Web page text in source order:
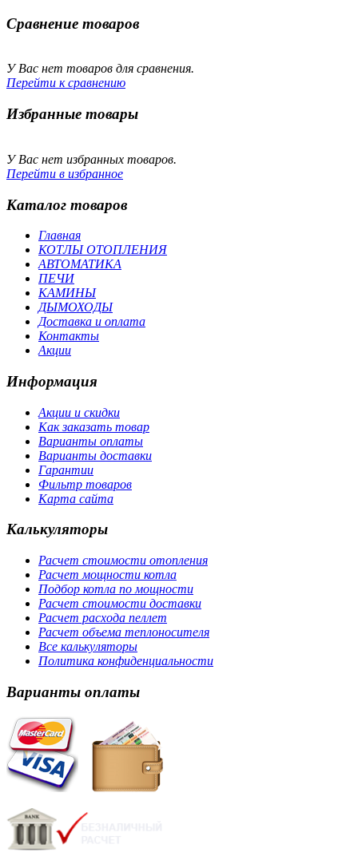
Сравнение товаров
У Вас нет товаров для сравнения.
Перейти к сравнению
Избранные товары
У Вас нет избранных товаров.
Перейти в избранное
Каталог товаров
Главная
КОТЛЫ ОТОПЛЕНИЯ
АВТОМАТИКА
ПЕЧИ
КАМИНЫ
ДЫМОХОДЫ
Доставка и оплата
Контакты
Акции
Информация
Акции и скидки
Как заказать товар
Варианты оплаты
Варианты доставки
Гарантии
Фильтр товаров
Карта сайта
Калькуляторы
Расчет стоимости отопления
Расчет мощности котла
Подбор котла по мощности
Расчет стоимости доставки
Расчет расхода пеллет
Расчет объема теплоносителя
Все калькуляторы
Политика конфиденциальности
Варианты оплаты